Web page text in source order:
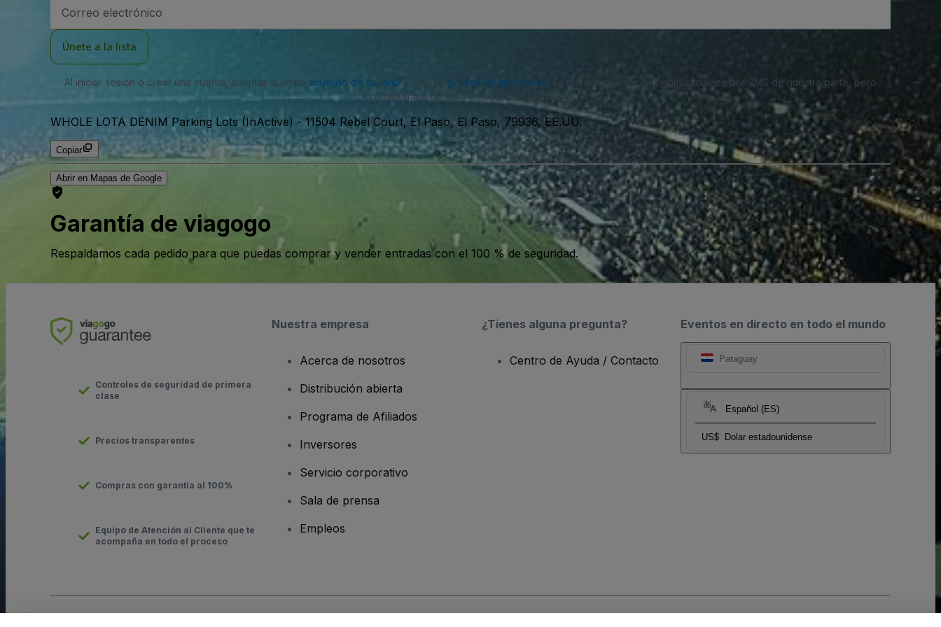
de
Únete a la lista
Al iniciar sesión o crear una cuenta, aceptas nuestro acuerdo de usuario y nuestra política de privacidad . Es posible que recibas notificaciones por SMS de nuestra parte, pero
puedes darte de baja en cualquier momento.
WHOLE LOTA DENIM Parking Lots (InActive) - 11504 Rebel Court, El Paso, El Paso, 79936, EE.UU.
Copiar
Abrir en Mapas de Google
Garantía de viagogo
Respaldamos cada pedido para que puedas comprar y vender entradas con el 100 % de seguridad.
Eventos en directo en todo el mundo
Paraguay
Español (ES)
US$ Dolar estadounidense
Controles de seguridad de primera
clase
Precios transparentes
Compras con garantía al 100%
Equipo de Atención al Cliente que te
acompaña en todo el proceso
Nuestra empresa
Acerca de nosotros
Distribución abierta
Programa de Afiliados
Inversores
Servicio corporativo
Sala de prensa
Empleos
¿Tienes alguna pregunta?
Centro de Ayuda / Contacto